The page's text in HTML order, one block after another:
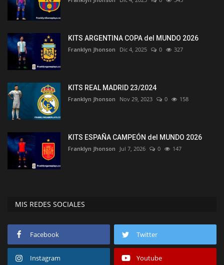
KITS ARGENTINA COPA del MUNDO 2026
Franklyn Jhonson Dic 4, 2025 0 327
KITS REAL MADRID 23/2024
Franklyn Jhonson Nov 29, 2023 0 158
KITS ESPAÑA CAMPEÓN del MUNDO 2026
Franklyn Jhonson Jul 7, 2026 0 147
MIS REDES SOCIALES
Facebook Twitter
Instagram Youtube